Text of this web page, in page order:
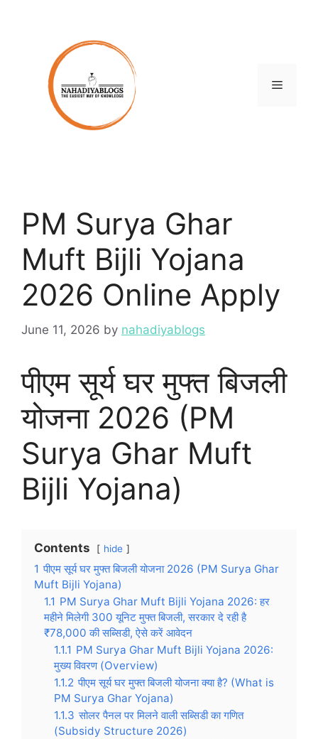
Menu
PM Surya Ghar
Muft Bijli Yojana
2026 Online Apply
June 11, 2026 by nahadiyablogs
पीएम सूर्य घर मुफ्त बिजली
योजना 2026 (PM
Surya Ghar Muft
Bijli Yojana)
Contents hide
1 पीएम सूर्य घर मुफ्त बिजली योजना 2026 (PM Surya Ghar
Muft Bijli Yojana)
1.1 PM Surya Ghar Muft Bijli Yojana 2026: हर
महीने मिलेगी 300 यूनिट मुफ्त बिजली, सरकार दे रही है
₹78,000 की सब्सिडी, ऐसे करें आवेदन
1.1.1 PM Surya Ghar Muft Bijli Yojana 2026:
मुख्य विवरण (Overview)
1.1.2 पीएम सूर्य घर मुफ्त बिजली योजना क्या है? (What is
PM Surya Ghar Yojana)
1.1.3 सोलर पैनल पर मिलने वाली सब्सिडी का गणित
(Subsidy Structure 2026)